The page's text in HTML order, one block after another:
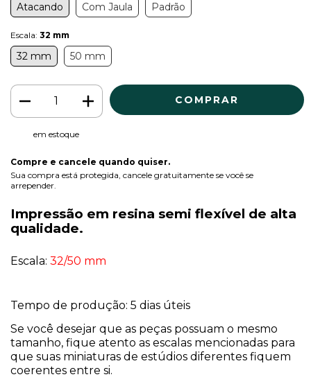
Atacando Com Jaula Padrão
Escala: 32 mm
32 mm 50 mm
em estoque
Compre e cancele quando quiser.
Sua compra está protegida, cancele gratuitamente se você se
arrepender.
Impressão em resina semi flexível de alta
qualidade.
Escala: 32/50 mm
Tempo de produção: 5 dias úteis
Se você desejar que as peças possuam o mesmo
tamanho, fique atento as escalas mencionadas para
que suas miniaturas de estúdios diferentes fiquem
coerentes entre si.